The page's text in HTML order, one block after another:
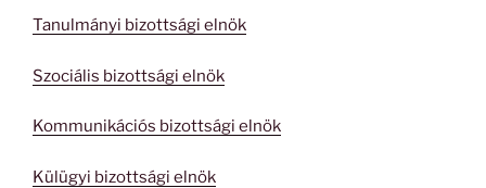
Tanulmányi bizottsági elnök
Szociális bizottsági elnök
Kommunikációs bizottsági elnök
Külügyi bizottsági elnök